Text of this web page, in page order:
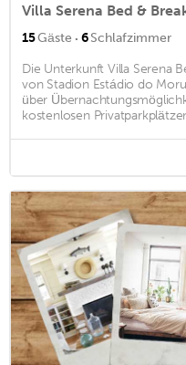
Villa Serena Bed &
15Gäste · 6Schlafzimmer
Die Unterkunft Villa Serena
von Stadion Estádio do
über
kostenlosen